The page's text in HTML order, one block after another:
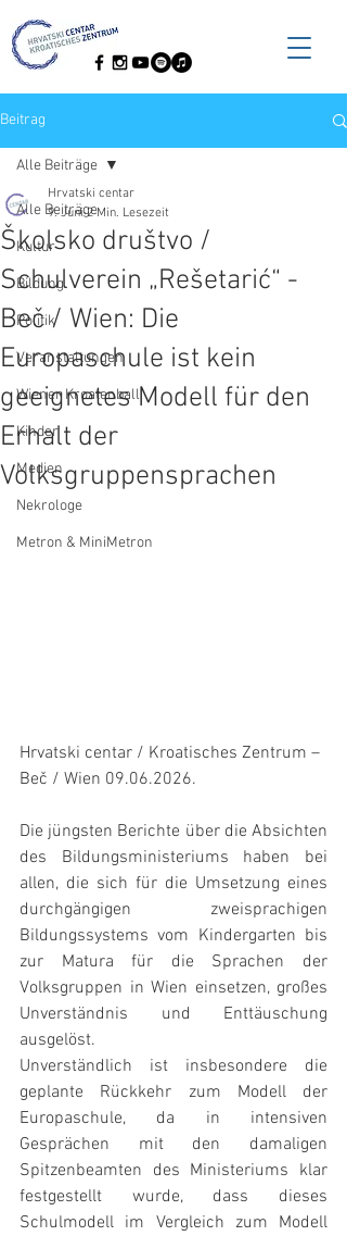
Beitrag
Alle Beiträge
Kultur
Bildung
Politik
Veranstaltungen
Wiener Kroatenball
Kinder
Medien
Nekrologe
Metron & MiniMetron
Alle Beiträge
Školsko društvo /
Schulverein „Rešetarić“ -
Beč / Wien: Die
Europaschule ist kein
geeignetes Modell für den
Erhalt der
Volksgruppensprachen
Hrvatski centar
9. Juni 2 Min. Lesezeit
Hrvatski centar / Kroatisches Zentrum –
Beč / Wien 09.06.2026.
Die jüngsten Berichte über die Absichten
des Bildungsministeriums haben bei
allen, die sich für die Umsetzung eines
durchgängigen zweisprachigen
Bildungssystems vom Kindergarten bis
zur Matura für die Sprachen der
Volksgruppen in Wien einsetzen, großes
Unverständnis und Enttäuschung
ausgelöst.
Unverständlich ist insbesondere die
geplante Rückkehr zum Modell der
Europaschule, da in intensiven
Gesprächen mit den damaligen
Spitzenbeamten des Ministeriums klar
festgestellt wurde, dass dieses
Schulmodell im Vergleich zum Modell